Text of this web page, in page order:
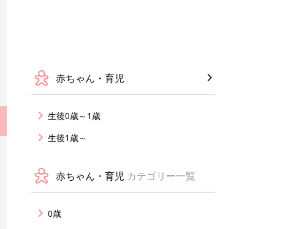
赤ちゃん・育児
生後0歳～1歳
生後1歳～
赤ちゃん・育児 カテゴリー一覧
0歳